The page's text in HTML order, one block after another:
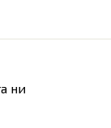
ни